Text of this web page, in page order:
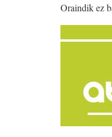
Oraindik ez